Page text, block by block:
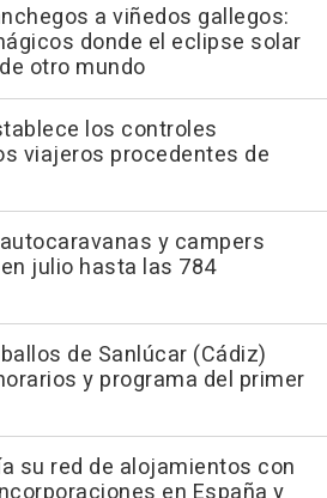
a viñedos gallegos:
donde el eclipse solar
otro mundo
los controles
viajeros procedentes de
y campers
julio hasta las 784
de Sanlúcar (Cádiz)
y programa del primer
su red de alojamientos con